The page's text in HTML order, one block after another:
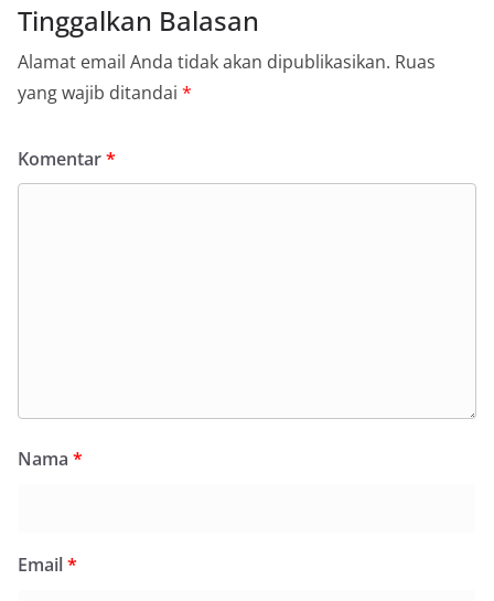
Tinggalkan Balasan
Alamat email Anda tidak akan dipublikasikan. Ruas
yang wajib ditandai *
Komentar*
Nama *
Email*